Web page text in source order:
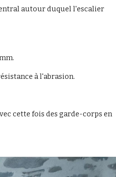
autour duquel l'escalier
à l'abrasion.
cette fois des garde-corps en